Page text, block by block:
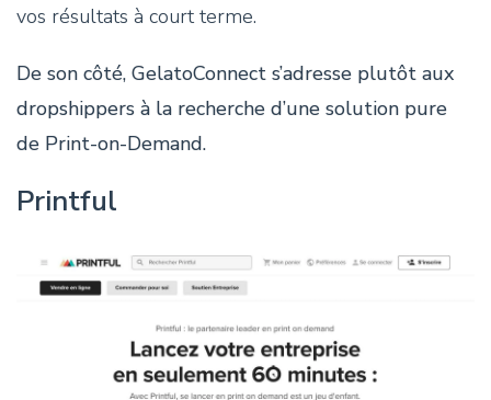
vos résultats à court terme.
De son côté, GelatoConnect s’adresse plutôt aux
dropshippers à la recherche d’une solution pure
de Print-on-Demand.
Printful